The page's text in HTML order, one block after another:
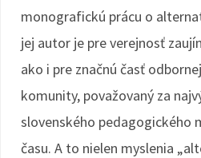
monografickú prácu o
jej autor je pre verejnosť
ako i pre značnú časť
komunity, považovaný za
slovenského pedagogického
času. A to nielen myslenia